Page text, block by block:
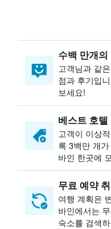
수백 만개의
고객님과 같
점과 후기입
보세요!
베스트 호텔
고객이 이상
록 3백만 개
바인 한곳에
무료 예약
여행 계획은
바인에서는
숙소를 검색